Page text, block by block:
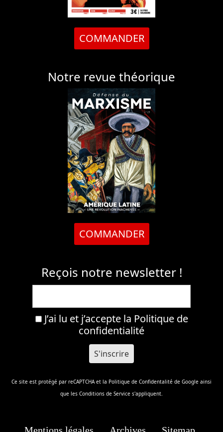
COMMANDER
Notre revue théorique
COMMANDER
Reçois notre newsletter !
J’ai lu et j’accepte la Politique de
confidentialité
Ce site est protégé par reCAPTCHA et la Politique de Confidentalité de Google ainsi
que les Conditions de Service s'appliquent.